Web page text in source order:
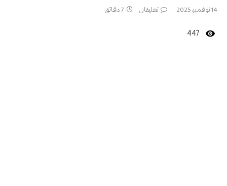
14 نوفمبر، 2025 تعليقان 7 دقائق
447